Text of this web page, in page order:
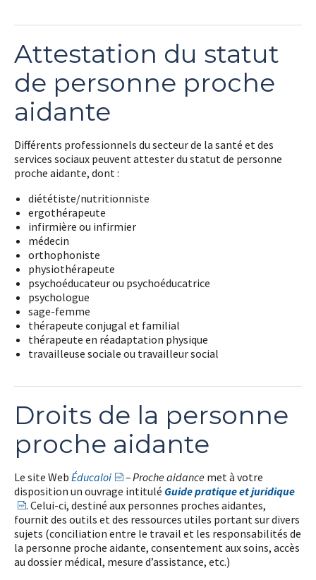
Attestation du statut
de personne proche
aidante
Différents professionnels du secteur de la santé et des
services sociaux peuvent attester du statut de personne
proche aidante, dont :
diététiste/nutritionniste
ergothérapeute
infirmière ou infirmier
médecin
orthophoniste
physiothérapeute
psychoéducateurou psychoéducatrice
psychologue
sage-femme
thérapeute conjugal et familial
thérapeute en réadaptation physique
travailleuse sociale ou travailleur social
Droits de la personne
proche aidante
Le site Web Éducaloi – Proche aidance met à votre
disposition un ouvrage intitulé Guide pratique et juridique
. Celui-ci, destiné aux personnes proches aidantes,
fournit des outils et des ressources utiles portant sur divers
sujets (conciliation entre le travail et les responsabilités de
la personne proche aidante, consentement aux soins, accès
au dossier médical, mesure d’assistance, etc.)